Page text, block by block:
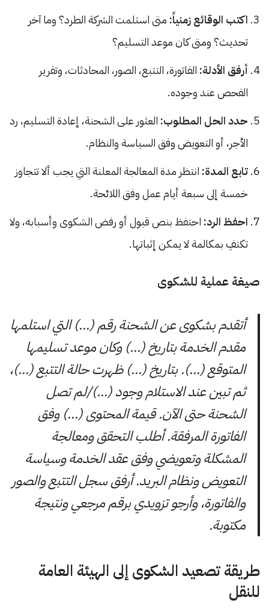
اكتب الوقائع زمنياً: متى استلمت الشركة الطرد؟ وما آخر
تحديث؟ ومتى كان موعد التسليم؟
أرفق الأدلة: الفاتورة، التتبع، الصور، المحادثات، وتقرير
الفحص عند وجوده.
حدد الحل المطلوب: العثور على الشحنة، إعادة التسليم، رد
الأجر، أو التعويض وفق السياسة والنظام.
تابع المدة: انتظر مدة المعالجة المعلنة التي يجب ألا تتجاوز
خمسة إلى سبعة أيام عمل وفق اللائحة.
احفظ الرد: احتفظ بنص قبول أو رفض الشكوى وأسبابه، ولا
تكتفِ بمكالمة لا يمكن إثباتها.
صيغة عملية للشكوى
أتقدم بشكوى عن الشحنة رقم (…) التي استلمها
مقدم الخدمة بتاريخ (…) وكان موعد تسليمها
المتوقع (…). بتاريخ (…) ظهرت حالة التتبع (…)،
ثم تبين عند الاستلام وجود (…)/لم تصل
الشحنة حتى الآن. قيمة المحتوى (…) وفق
الفاتورة المرفقة. أطلب التحقق ومعالجة
المشكلة وتعويضي وفق عقد الخدمة وسياسة
التعويض ونظام البريد. أرفق سجل التتبع والصور
والفاتورة، وأرجو تزويدي برقم مرجعي ونتيجة
مكتوبة.
طريقة تصعيد الشكوى إلى الهيئة العامة
للنقل